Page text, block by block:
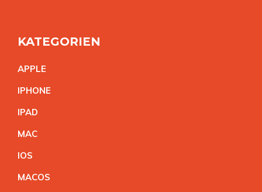
KATEGORIEN
APPLE
IPHONE
IPAD
MAC
IOS
MACOS